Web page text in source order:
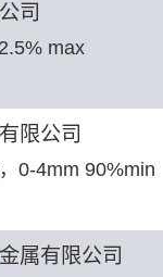
司
max
限公司
0-4mm 90%min
属有限公司